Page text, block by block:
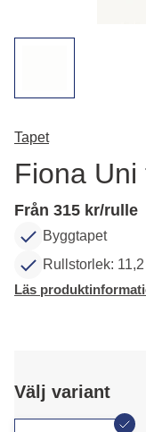
Tapet
Fiona
Från 315 kr/rulle
Byggtapet
Rullstorlek:
Läs
Välj variant